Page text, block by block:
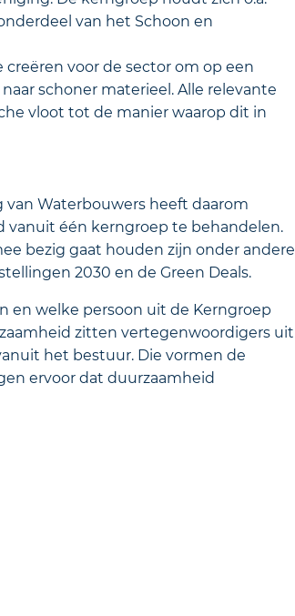
van het Schoon en
voor de sector om op een
schoner materieel. Alle relevante
vloot tot de manier waarop dit in
van Waterbouwers heeft daarom
vanuit één kerngroep te behandelen.
bezig gaat houden zijn onder andere
2030 en de Green Deals.
en welke persoon uit de Kerngroep
zitten vertegenwoordigers uit
het bestuur. Die vormen de
ervoor dat duurzaamheid